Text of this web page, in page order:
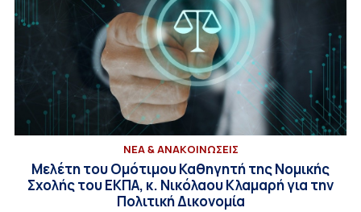
ΝΕΑ & ΑΝΑΚΟΙΝΩΣΕΙΣ
Μελέτη του Ομότιμου Καθηγητή της Νομικής
Σχολής του ΕΚΠΑ, κ. Νικόλαου Κλαμαρή για την
Πολιτική Δικονομία